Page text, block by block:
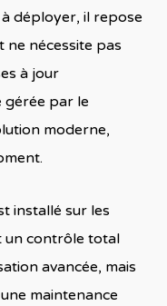
déployer, il repose
ne nécessite pas
à jour
gérée par le
moderne,
installé sur les
un contrôle total
avancée, mais
maintenance